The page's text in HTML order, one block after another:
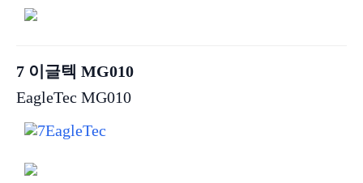
7 이글텍 MG010
EagleTec MG010